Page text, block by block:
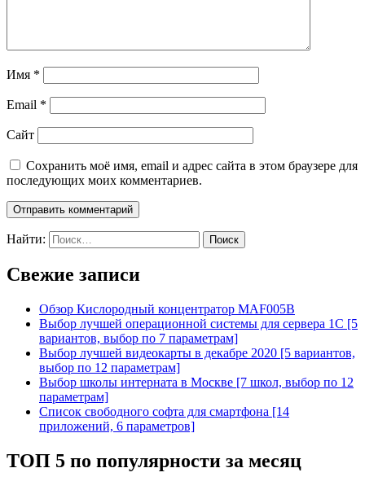
Имя *
Email *
Сайт
Сохранить моё имя, email и адрес сайта в этом браузере для
последующих моих комментариев.
Найти:
Свежие записи
Обзор Кислородный концентратор MAF005B
Выбор лучшей операционной системы для сервера 1С [5
вариантов, выбор по 7 параметрам]
Выбор лучшей видеокарты в декабре 2020 [5 вариантов,
выбор по 12 параметрам]
Выбор школы интерната в Москве [7 школ, выбор по 12
параметрам]
Список свободного софта для смартфона [14
приложений, 6 параметров]
ТОП 5 по популярности за месяц